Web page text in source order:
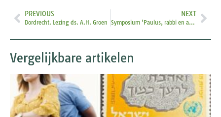
PREVIOUS
Dordrecht. Lezing ds. A.H. Groen
NEXT
Symposium ‘Paulus, rabbi en apostel’
Vergelijkbare artikelen